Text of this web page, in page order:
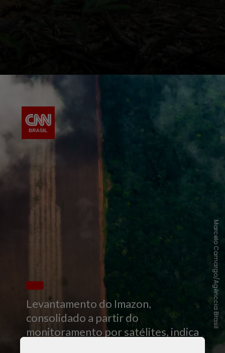
Levantamento do Imazon,
consolidado a partir do
monitoramento por satélites, indica
Marcelo Camargo/Agênccia Brasil